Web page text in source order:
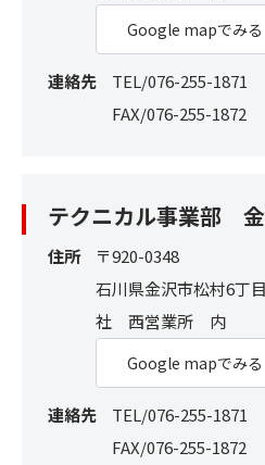
Google mapでみる
連絡先
TEL/076-255-1871
FAX/076-255-1872
テクニカル事業部
住所
〒920-0348
石川県金沢市松村6丁
社 西営業所 内
Google mapでみる
連絡先
TEL/076-255-1871
FAX/076-255-1872